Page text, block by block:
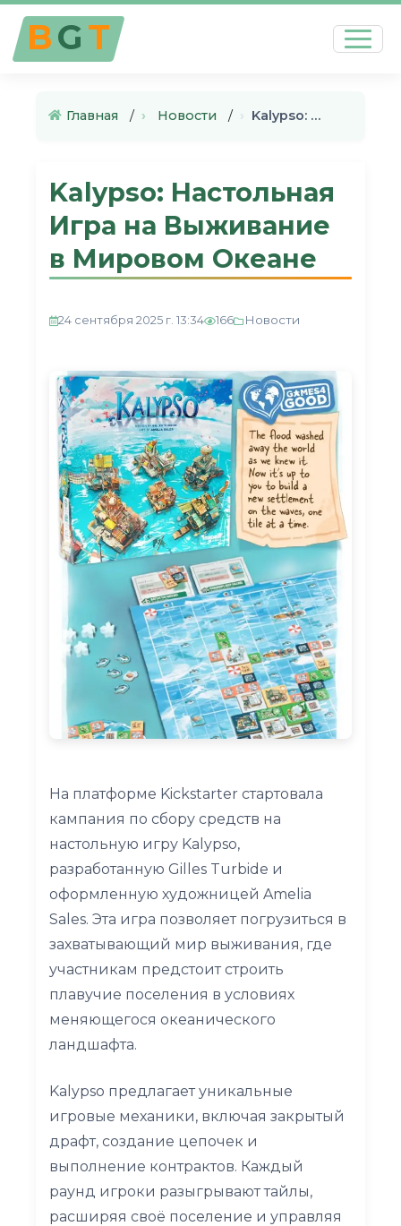
BGT
Главная › Новости › Kalypso: Настольная Игра на В…
Kalypso: Настольная
Игра на Выживание
в Мировом Океане
24 сентября 2025 г. 13:34 166 Новости
На платформе Kickstarter стартовала
кампания по сбору средств на
настольную игру Kalypso,
разработанную Gilles Turbide и
оформленную художницей Amelia
Sales. Эта игра позволяет погрузиться в
захватывающий мир выживания, где
участникам предстоит строить
плавучие поселения в условиях
меняющегося океанического
ландшафта.
Kalypso предлагает уникальные
игровые механики, включая закрытый
драфт, создание цепочек и
выполнение контрактов. Каждый
раунд игроки разыгрывают тайлы,
расширяя своё поселение и управляя